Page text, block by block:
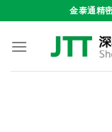
金泰通精